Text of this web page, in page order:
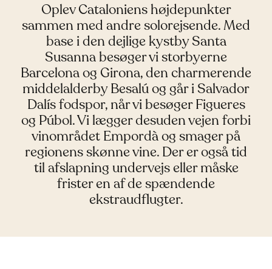
Oplev Cataloniens højdepunkter
sammen med andre solorejsende. Med
base i den dejlige kystby Santa
Susanna besøger vi storbyerne
Barcelona og Girona, den charmerende
middelalderby Besalú og går i Salvador
Dalís fodspor, når vi besøger Figueres
og Púbol. Vi lægger desuden vejen forbi
vinområdet Empordà og smager på
regionens skønne vine. Der er også tid
til afslapning undervejs eller måske
frister en af de spændende
ekstraudflugter.